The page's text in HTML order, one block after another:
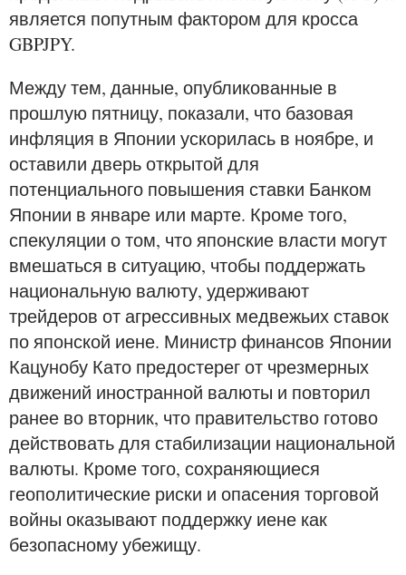
является попутным фактором для кросса
GBPJPY.
Между тем, данные, опубликованные в
прошлую пятницу, показали, что базовая
инфляция в Японии ускорилась в ноябре, и
оставили дверь открытой для
потенциального повышения ставки Банком
Японии в январе или марте. Кроме того,
спекуляции о том, что японские власти могут
вмешаться в ситуацию, чтобы поддержать
национальную валюту, удерживают
трейдеров от агрессивных медвежьих ставок
по японской иене. Министр финансов Японии
Кацунобу Като предостерег от чрезмерных
движений иностранной валюты и повторил
ранее во вторник, что правительство готово
действовать для стабилизации национальной
валюты. Кроме того, сохраняющиеся
геополитические риски и опасения торговой
войны оказывают поддержку иене как
безопасному убежищу.